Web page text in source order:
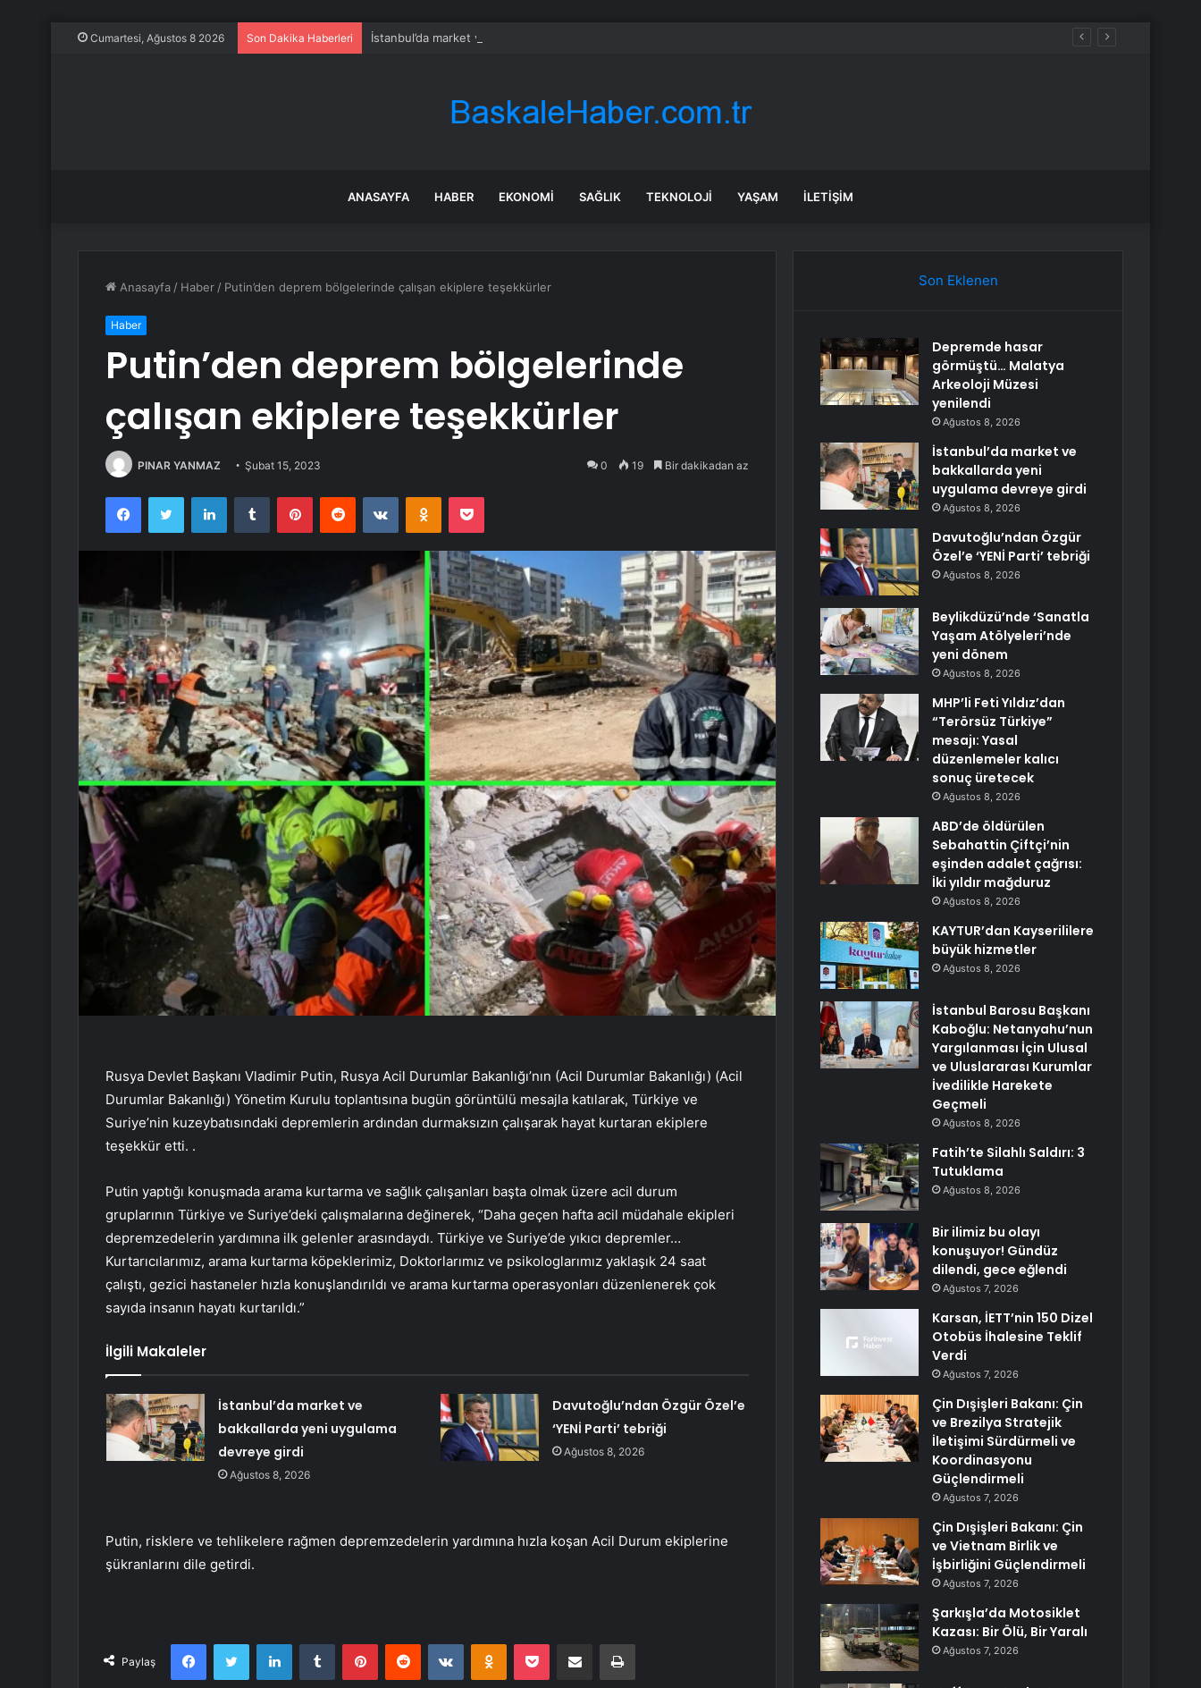
Cumartesi, Ağustos 8 2026 Son Dakika Haberleri İstanbul’da market ve bakkallarda yeni uygulama devreye girdi
ANASAYFA HABER EKONOMI SAĞLIK TEKNOLOJI YAŞAM İLETIŞIM
Anasayfa / Haber / Putin’den deprem bölgelerinde çalışan ekiplere teşekkürler
Haber
Putin’den deprem bölgelerinde
çalışan ekiplere teşekkürler
PINAR YANMAZ Şubat 15, 2023 0 19 Bir dakikadan az
FacebookTwitter LinkedInTumblr PinterestReddit VKontakteOdnoklassniki
Pocket
Rusya Devlet Başkanı Vladimir Putin, Rusya Acil Durumlar Bakanlığı’nın (Acil Durumlar Bakanlığı) (Acil
Durumlar Bakanlığı) Yönetim Kurulu toplantısına bugün görüntülü mesajla katılarak, Türkiye ve
Suriye’nin kuzeybatısındaki depremlerin ardından durmaksızın çalışarak hayat kurtaran ekiplere
teşekkür etti. .
Putin yaptığı konuşmada arama kurtarma ve sağlık çalışanları başta olmak üzere acil durum
gruplarının Türkiye ve Suriye’deki çalışmalarına değinerek, “Daha geçen hafta acil müdahale ekipleri
depremzedelerin yardımına ilk gelenler arasındaydı. Türkiye ve Suriye’de yıkıcı depremler…
Kurtarıcılarımız, arama kurtarma köpeklerimiz, Doktorlarımız ve psikologlarımız yaklaşık 24 saat
çalıştı, gezici hastaneler hızla konuşlandırıldı ve arama kurtarma operasyonları düzenlenerek çok
sayıda insanın hayatı kurtarıldı.”
İlgili Makaleler
İstanbul’da market ve
bakkallarda yeni uygulama
devreye girdi
Ağustos 8, 2026
Davutoğlu’ndan Özgür Özel’e
‘YENİ Parti’ tebriği
Ağustos 8, 2026
Putin, risklere ve tehlikelere rağmen depremzedelerin yardımına hızla koşan Acil Durum ekiplerine
şükranlarını dile getirdi.
Paylaş
FacebookTwitter LinkedInTumblr PinterestReddit VKontakteOdnoklassniki
Pocket E-Posta ile paylaş Yazdır
Son Eklenen
Depremde hasar
görmüştü… Malatya
Arkeoloji Müzesi
yenilendi
Ağustos 8, 2026
İstanbul’da market ve
bakkallarda yeni
uygulama devreye girdi
Ağustos 8, 2026
Davutoğlu’ndan Özgür
Özel’e ‘YENİ Parti’ tebriği
Ağustos 8, 2026
Beylikdüzü’nde ‘Sanatla
Yaşam Atölyeleri’nde
yeni dönem
Ağustos 8, 2026
MHP’li Feti Yıldız’dan
“Terörsüz Türkiye”
mesajı: Yasal
düzenlemeler kalıcı
sonuç üretecek
Ağustos 8, 2026
ABD’de öldürülen
Sebahattin Çiftçi’nin
eşinden adalet çağrısı:
İki yıldır mağduruz
Ağustos 8, 2026
KAYTUR’dan Kayserililere
büyük hizmetler
Ağustos 8, 2026
İstanbul Barosu Başkanı
Kaboğlu: Netanyahu’nun
Yargılanması İçin Ulusal
ve Uluslararası Kurumlar
İvedilikle Harekete
Geçmeli
Ağustos 8, 2026
Fatih’te Silahlı Saldırı: 3
Tutuklama
Ağustos 8, 2026
Bir ilimiz bu olayı
konuşuyor! Gündüz
dilendi, gece eğlendi
Ağustos 7, 2026
Karsan, İETT’nin 150 Dizel
Otobüs İhalesine Teklif
Verdi
Ağustos 7, 2026
Çin Dışişleri Bakanı: Çin
ve Brezilya Stratejik
İletişimi Sürdürmeli ve
Koordinasyonu
Güçlendirmeli
Ağustos 7, 2026
Çin Dışişleri Bakanı: Çin
ve Vietnam Birlik ve
İşbirliğini Güçlendirmeli
Ağustos 7, 2026
Şarkışla’da Motosiklet
Kazası: Bir Ölü, Bir Yaralı
Ağustos 7, 2026